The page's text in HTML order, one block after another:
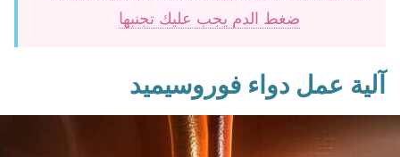
ضغط الدم يجب عليك تجنبها
آلية عمل دواء فوروسيميد